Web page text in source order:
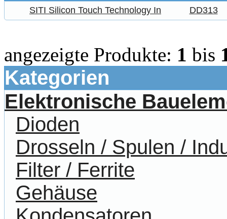
SITI Silicon Touch Technology In
DD313
angezeigte Produkte: 1 bis
Kategorien
Elektronische
Dioden
Drosseln / Spulen /
Filter / Ferrite
Gehäuse